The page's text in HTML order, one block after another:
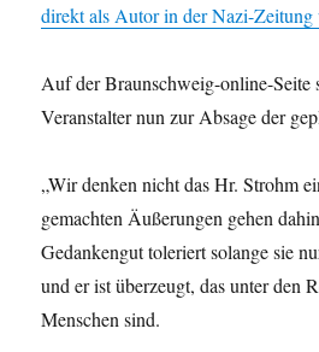
direkt als Autor in der Nazi-Zeitung
Auf der Braunschweig-online-Seite
Veranstalter nun zur Absage der
„Wir denken nicht das Hr. Strohm
gemachten Äußerungen gehen
Gedankengut toleriert solange sie
und er ist überzeugt, das unter den
Menschen sind.